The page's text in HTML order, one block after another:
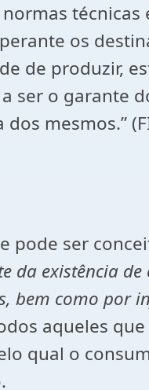
técnicas
os
de produzir,
ser o garante
mesmos.”
pode ser
da existência
bem como por
aqueles
qual o